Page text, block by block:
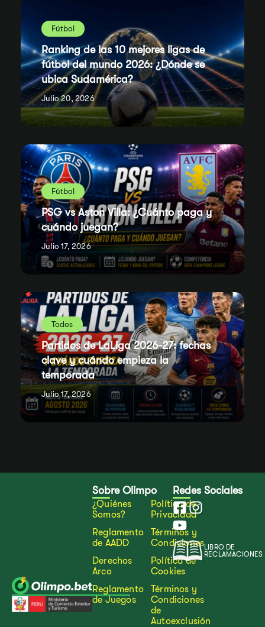
Fútbol
Ranking de las 10 mejores ligas de
fútbol del mundo 2026: ¿Dónde se
ubica Sudamérica?
Julio 20, 2026
Fútbol
PSG vs Aston Villa: ¿Cuánto paga y
cuándo juegan?
Julio 17, 2026
Todos
Partidos de LaLiga 2026-27: fechas
clave y cuándo empieza la
temporada
Julio 17, 2026
Sobre Olimpo
¿Quiénes
Somos?
Política de
Privacidad
Reglamento
de AADD
Términos y
Condiciones
Derechos
Arco
Política de
Cookies
Reglamento
de Juegos
Términos y
Condiciones
de
Autoexclusión
Redes Sociales
LIBRO DE
RECLAMACIONES